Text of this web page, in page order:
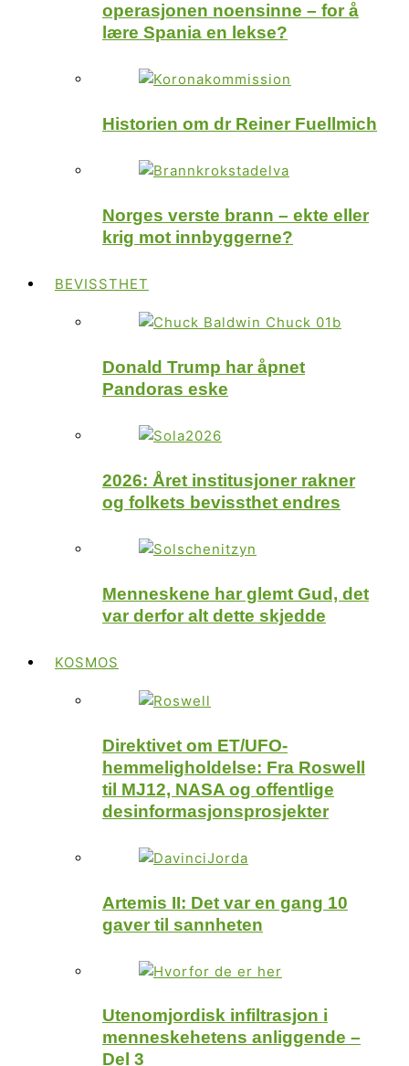
operasjonen noensinne – for å
lære Spania en lekse?
Historien om dr Reiner Fuellmich
Norges verste brann – ekte eller
krig mot innbyggerne?
BEVISSTHET
Donald Trump har åpnet
Pandoras eske
2026: Året institusjoner rakner
og folkets bevissthet endres
Menneskene har glemt Gud, det
var derfor alt dette skjedde
KOSMOS
Direktivet om ET/UFO-
hemmeligholdelse: Fra Roswell
til MJ12, NASA og offentlige
desinformasjonsprosjekter
Artemis II: Det var en gang 10
gaver til sannheten
Utenomjordisk infiltrasjon i
menneskehetens anliggende –
Del 3